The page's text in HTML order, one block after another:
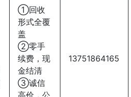
①回收
形式全覆
盖
②零手
续费，现
金结清
③诚信
13751864165